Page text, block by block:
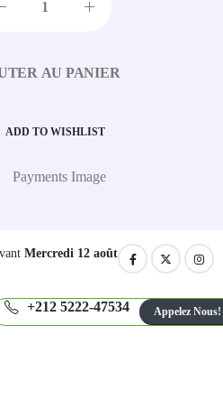
AU PANIER
ADD TO WISHLIST
Mercredi 12 août
+212 5222-47534 Appelez Nous!